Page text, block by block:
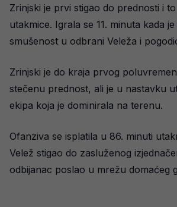
Zrinjski je prvi stigao do prednosti i
utakmice. Igrala se 11. minuta kada
smušenost u odbrani Veleža i
Zrinjski je do kraja prvog
stečenu prednost, ali je u nastavku
ekipa koja je dominirala na terenu.
Ofanziva se isplatila u 86. minuti
Velež stigao do zasluženog
odbijanac poslao u mrežu domaćeg